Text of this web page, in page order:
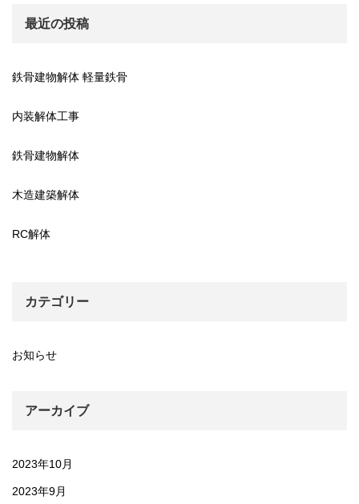
最近の投稿
鉄骨建物解体 軽量鉄骨
内装解体工事
鉄骨建物解体
木造建築解体
RC解体
カテゴリー
お知らせ
アーカイブ
2023年10月
2023年9月